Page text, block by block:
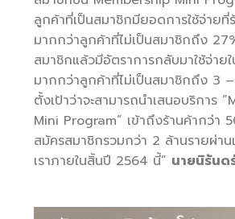
ลูกค้าที่เป็นสมาชิกมียอดการใช้จ่ายที่
มากกว่าลูกค้าที่ไม่เป็นสมาชิกถึง
สมาชิกแล้วมีอัตราการกลับมาใช้จ่าย
มากกว่าลูกค้าที่ไม่เป็นสมาชิกถึง 3 –
ตั้งเป้าว่าจะสามารถนำเสนอบริการ
Mini Program” เข้าถึงร้านค้ากว่า
สมัครสมาชิกรวมกว่า 2 ล้านรายผ่า
เราภายในสิ้นปี 2564 นี้” นายนิรันด